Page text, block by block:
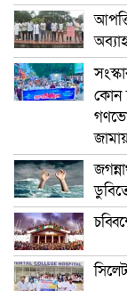
কোন